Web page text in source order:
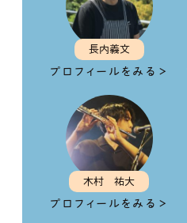
長内義文
プロフィールをみる＞
木村 祐大
プロフィールをみる＞